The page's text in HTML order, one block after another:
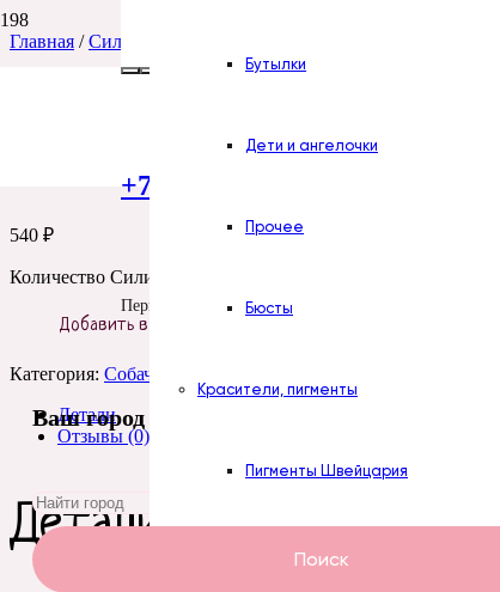
+7 (922) 300-51-06
Пермь
Бутылки
Дети и ангелочки
Прочее
Бюсты
Красители, пигменты
Пигменты Швейцария
Пасты Турция
Ваш город
Поиск
Главная /Силиконовые формы /
Силиконовая
540 ₽
Количество Силиконовая форма № 1165 Щенок №2
Добавить в корзину
Категория: Собачки
Детали
Отзывы (0)
Детали